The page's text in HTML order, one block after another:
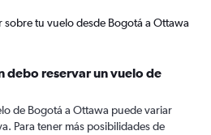
sobre tu vuelo desde Bogotá a Ottawa
debo reservar un vuelo de
de Bogotá a Ottawa puede variar
Para tener más posibilidades de